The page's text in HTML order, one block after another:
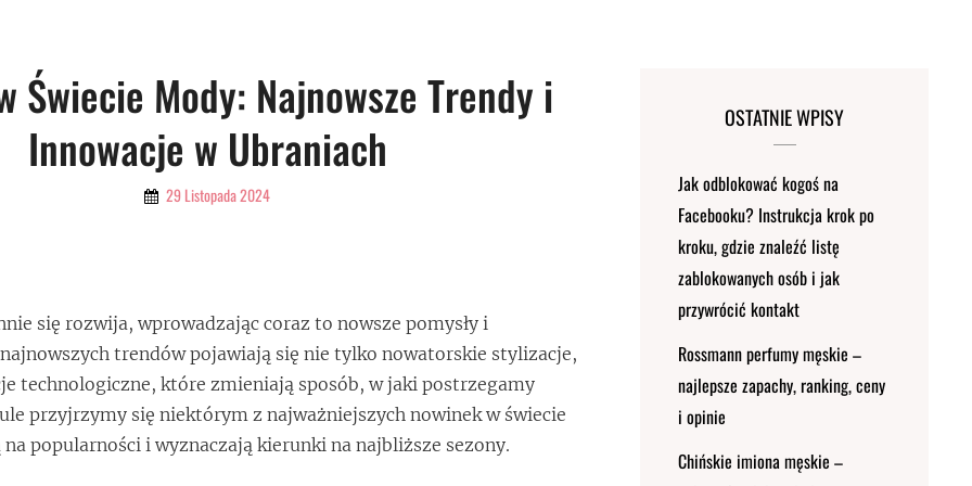
Świecie Mody: Najnowsze Trendy i
Innowacje w Ubraniach
By 29 Listopada 2024
się rozwija, wprowadzając coraz to nowsze pomysły i
trendów pojawiają się nie tylko nowatorskie stylizacje,
technologiczne, które zmieniają sposób, w jaki postrzegamy
przyjrzymy się niektórym z najważniejszych nowinek w świecie
popularności i wyznaczają kierunki na najbliższe sezony.
OSTATNIE WPISY
Jak odblokować kogoś na
Facebooku? Instrukcja krok po
kroku, gdzie znaleźć listę
zablokowanych osób i jak
przywrócić kontakt
Rossmann perfumy męskie –
najlepsze zapachy, ranking, ceny
i opinie
Chińskie imiona męskie –